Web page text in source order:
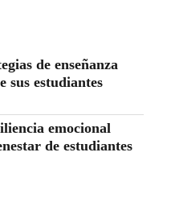
de enseñanza
sus estudiantes
emocional
de estudiantes